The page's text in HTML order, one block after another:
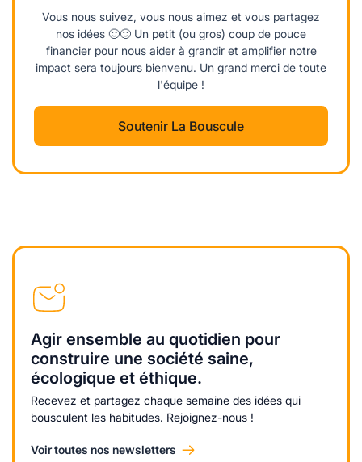
Vous nous suivez, vous nous aimez et vous partagez
nos idées 🙂🙂 Un petit (ou gros) coup de pouce
financier pour nous aider à grandir et amplifier notre
impact sera toujours bienvenu. Un grand merci de toute
l'équipe !
Soutenir La Bouscule
Agir ensemble au quotidien pour
construire une société saine,
écologique et éthique.
Recevez et partagez chaque semaine des idées qui
bousculent les habitudes. Rejoignez-nous !
Voir toutes nos newsletters